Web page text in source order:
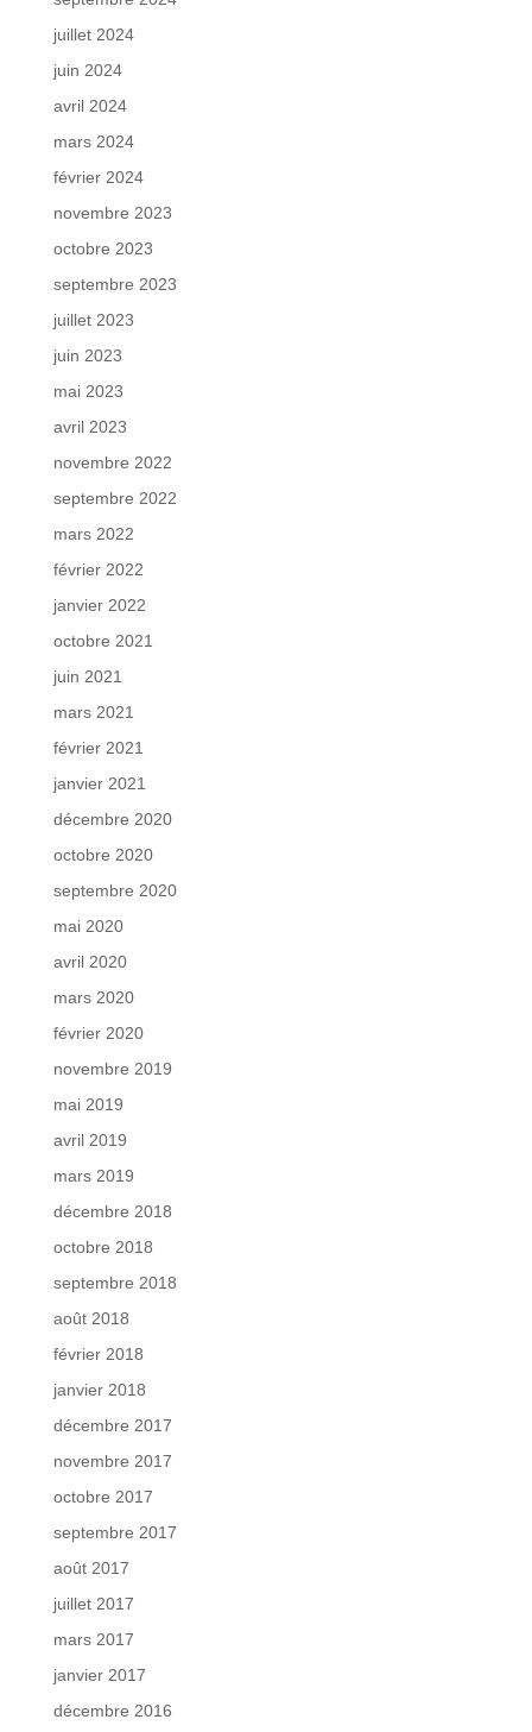
juillet 2024
juin 2024
avril 2024
mars 2024
février 2024
novembre 2023
octobre 2023
septembre 2023
juillet 2023
juin 2023
mai 2023
avril 2023
novembre 2022
septembre 2022
mars 2022
février 2022
janvier 2022
octobre 2021
juin 2021
mars 2021
février 2021
janvier 2021
décembre 2020
octobre 2020
septembre 2020
mai 2020
avril 2020
mars 2020
février 2020
novembre 2019
mai 2019
avril 2019
mars 2019
décembre 2018
octobre 2018
septembre 2018
août 2018
février 2018
janvier 2018
décembre 2017
novembre 2017
octobre 2017
septembre 2017
août 2017
juillet 2017
mars 2017
janvier 2017
décembre 2016